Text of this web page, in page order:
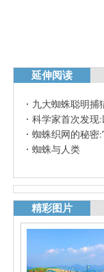
延伸阅读
九大蜘蛛聪明捕
科学家首次发现
蜘蛛织网的秘密
蜘蛛与人类
精彩图片